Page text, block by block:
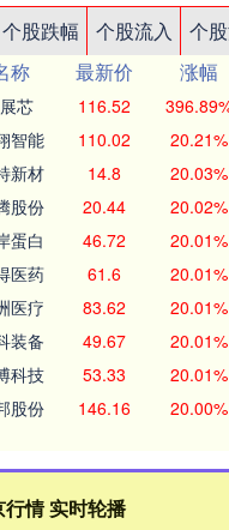
个股跌幅 个股流入 个
称 最新价 涨幅
芯 116.52
智能 110.02 20.21%
新材 14.8 20.03%
股份 20.44 20.02%
蛋白 46.72 20.01%
医药 61.6 20.01%
医疗 83.62 20.01%
装备 49.67 20.01%
科技 53.33 20.01%
股份 146.16 20.00%
行情 实时轮播